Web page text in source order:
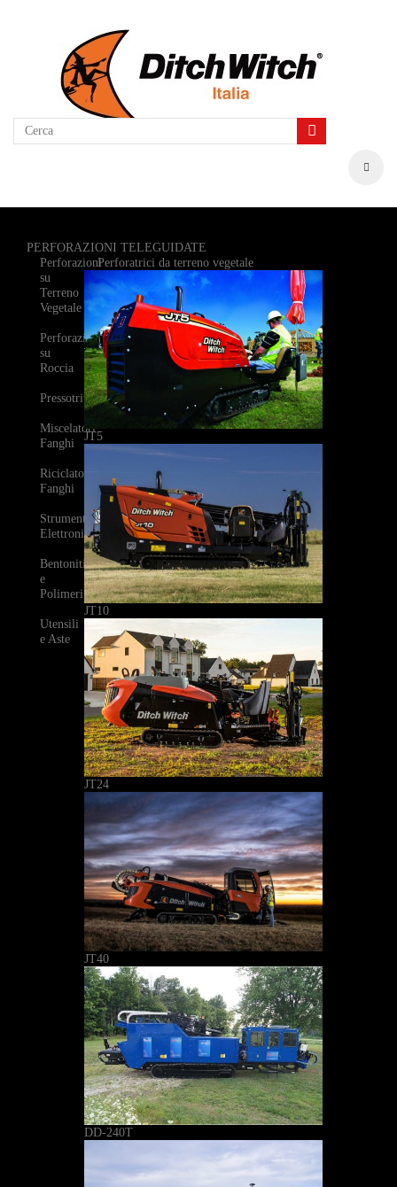
PERFORAZIONI TELEGUIDATE
Perforazioni
su
Terreno
Vegetale
Perforazioni
su
Roccia
Pressotrivelle
Miscelatori
Fanghi
Riciclatori
Fanghi
Strumenti
Elettronici
Bentoniti
e
Polimeri
Utensili
e Aste
Perforatrici da terreno vegetale
JT5
JT10
JT24
JT40
DD-240T